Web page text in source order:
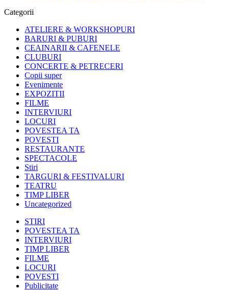
Categorii
ATELIERE & WORKSHOPURI
BARURI & PUBURI
CEAINARII & CAFENELE
CLUBURI
CONCERTE & PETRECERI
Copii super
Evenimente
EXPOZITII
FILME
INTERVIURI
LOCURI
POVESTEA TA
POVESTI
RESTAURANTE
SPECTACOLE
Stiri
TARGURI & FESTIVALURI
TEATRU
TIMP LIBER
Uncategorized
STIRI
POVESTEA TA
INTERVIURI
TIMP LIBER
FILME
LOCURI
POVESTI
Publicitate